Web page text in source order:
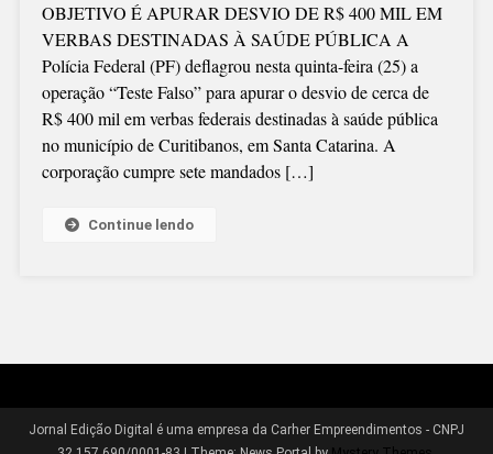
FEDERAL
EM
OPERAÇÃO
EM
SC,
NOVAMENTE
OBJETIVO É APURAR DESVIO DE R$ 400 MIL EM
VERBAS DESTINADAS À SAÚDE PÚBLICA A
Polícia Federal (PF) deflagrou nesta quinta-feira (25) a
operação “Teste Falso” para apurar o desvio de cerca de
R$ 400 mil em verbas federais destinadas à saúde pública
no município de Curitibanos, em Santa Catarina. A
corporação cumpre sete mandados […]
Continue lendo
Jornal Edição Digital é uma empresa da Carher Empreendimentos - CNPJ